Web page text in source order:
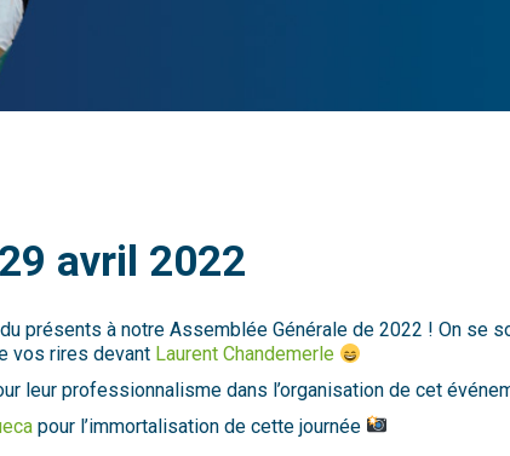
29 avril 2022
présents à notre Assemblée Générale de 2022 ! On se
vos rires devant Laurent Chandemerle
leur professionnalisme dans l’organisation de cet
pour l’immortalisation de cette journée